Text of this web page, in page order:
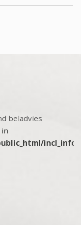
beladvies